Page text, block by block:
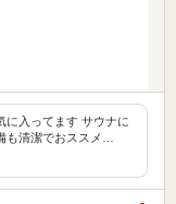
に入ってます サウナに
も清潔でおススメ…